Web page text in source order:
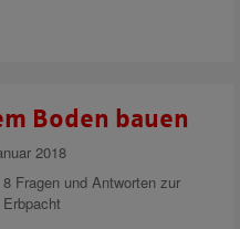
Boden bauen
2018
8 Fragen und Antworten zur
Erbpacht